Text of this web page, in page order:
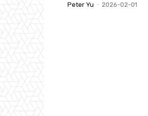
Peter Yu - 2026-02-01